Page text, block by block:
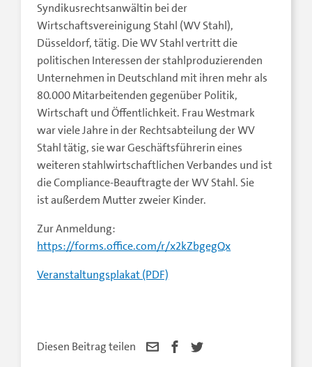
Syndikusrechtsanwältin bei der
Wirtschaftsvereinigung Stahl (WV Stahl),
Düsseldorf, tätig. Die WV Stahl vertritt die
politischen Interessen der stahlproduzierenden
Unternehmen in Deutschland mit ihren mehr als
80.000 Mitarbeitenden gegenüber Politik,
Wirtschaft und Öffentlichkeit. Frau Westmark
war viele Jahre in der Rechtsabteilung der WV
Stahl tätig, sie war Geschäftsführerin eines
weiteren stahlwirtschaftlichen Verbandes und ist
die Compliance-Beauftragte der WV Stahl. Sie
ist außerdem Mutter zweier Kinder.
Zur Anmeldung:
https://forms.office.com/r/x2kZbgegQx
Veranstaltungsplakat (PDF)
Diesen Beitrag teilen